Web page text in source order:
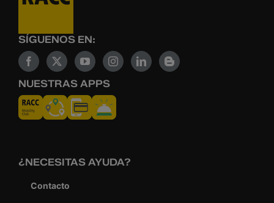
SÍGUENOS EN:
NUESTRAS APPS
¿NECESITAS AYUDA?
Contacto